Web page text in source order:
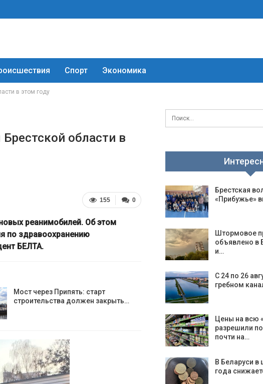
Спорт Экономика
в этом году
области в
0
155
реанимобилей. Об этом
по здравоохранению
БЕЛТА.
Мост через Припять: старт
строительства должен закрыть…
Брестская
«Прибужье»
Штормовое
объявлено в
и…
С 24 по 26
гребном
Цены на всю
разрешили
почти на…
В Беларуси в
года